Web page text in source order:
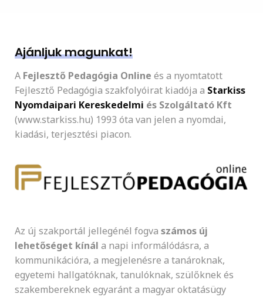
Ajánljuk magunkat!
A Fejlesztő Pedagógia Online és a nyomtatott
Fejlesztő Pedagógia szakfolyóirat kiadója a Starkiss
Nyomdaipari Kereskedelmi és Szolgáltató Kft
(www.starkiss.hu) 1993 óta van jelen a nyomdai,
kiadási, terjesztési piacon.
Az új szakportál jellegénél fogva számos új
lehetőséget kínál a napi informálódásra, a
kommunikációra, a megjelenésre a tanároknak,
egyetemi hallgatóknak, tanulóknak, szülőknek és
szakembereknek egyaránt a magyar oktatásügy